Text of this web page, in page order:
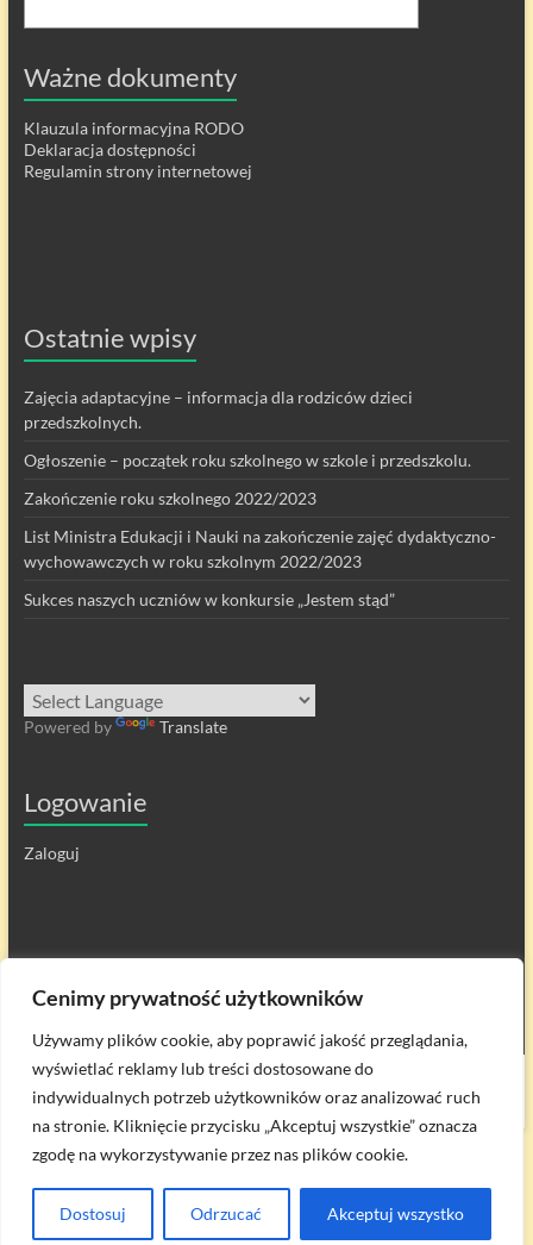
Cenimy prywatność użytkowników
Używamy plików cookie, aby poprawić jakość przeglądania,
wyświetlać reklamy lub treści dostosowane do
indywidualnych potrzeb użytkowników oraz analizować ruch
na stronie. Kliknięcie przycisku „Akceptuj wszystkie” oznacza
zgodę na wykorzystywanie przez nas plików cookie.
Dostosuj Odrzucać Akceptuj wszystko
Ważne dokumenty
Klauzula informacyjna RODO
Deklaracja dostępności
Regulamin strony internetowej
Ostatnie wpisy
Zajęcia adaptacyjne – informacja dla rodziców dzieci
przedszkolnych.
Ogłoszenie – początek roku szkolnego w szkole i przedszkolu.
Zakończenie roku szkolnego 2022/2023
List Ministra Edukacji i Nauki na zakończenie zajęć dydaktyczno-
wychowawczych w roku szkolnym 2022/2023
Sukces naszych uczniów w konkursie „Jestem stąd”
Powered by Translate
Logowanie
Zaloguj
Prawa autorskie © 2026Zespół Szkół w Przesmykach. All rights reserved.
ThemeSpaciousby ThemeGrill. Powered by:WordPress.